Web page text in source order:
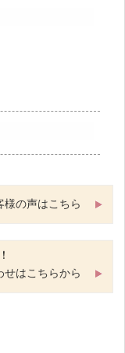
様の声はこちら
せはこちらから